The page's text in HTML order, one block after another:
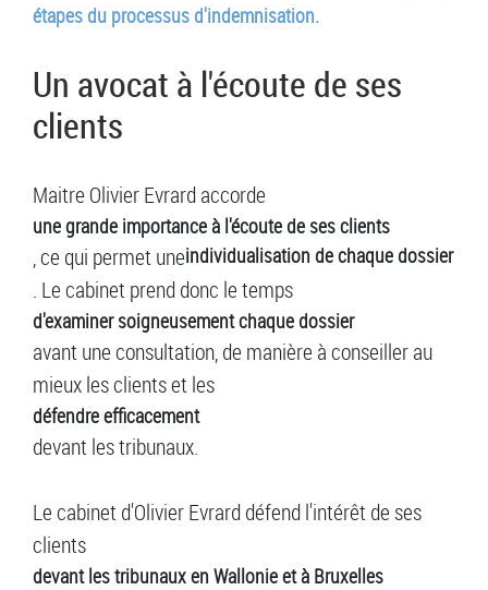
étapes du processus d'indemnisation.
Un avocat à l'écoute de ses
clients
Maitre Olivier Evrard accorde
une grande importance à l'écoute de ses clients
, ce qui permet uneindividualisation de chaque dossier
. Le cabinet prend donc le temps
d'examiner soigneusement chaque dossier
avant une consultation, de manière à conseiller au
mieux les clients et les
défendre efficacement
devant les tribunaux.
Le cabinet d'Olivier Evrard défend l'intérêt de ses
clients
devant les tribunaux en Wallonie et à Bruxelles